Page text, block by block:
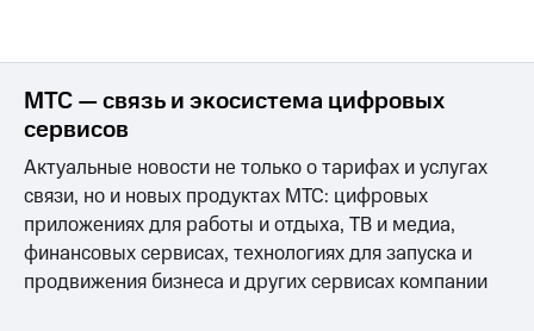
МТС — связь и экосистема цифровых
сервисов
Актуальные новости не только о тарифах и услугах
связи, но и новых продуктах МТС: цифровых
приложениях для работы и отдыха, ТВ и медиа,
финансовых сервисах, технологиях для запуска и
продвижения бизнеса и других сервисах компании